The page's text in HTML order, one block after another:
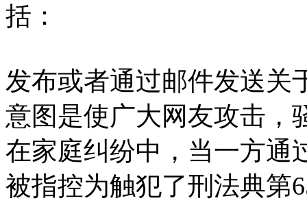
括：
发布或者通过邮件发送关
意图是使广大网友攻击，
在家庭纠纷中，当一方通
被指控为触犯了刑法典第